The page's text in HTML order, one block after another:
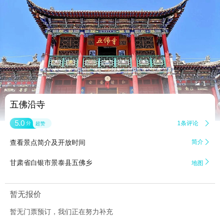
 1
五佛沿寺
5.0 分 超赞 1条评论 
查看景点简介及开放时间 简介 
甘肃省白银市景泰县五佛乡 地图 
暂无报价
暂无门票预订，我们正在努力补充